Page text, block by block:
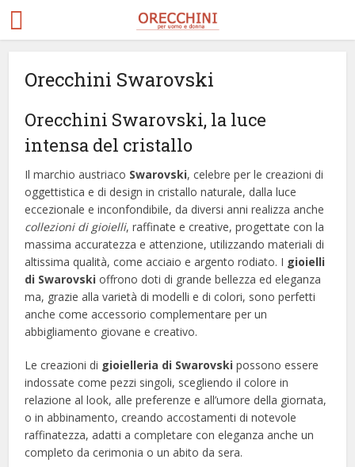
Orecchini Swarovski
Orecchini Swarovski, la luce
intensa del cristallo
Il marchio austriaco Swarovski, celebre per le creazioni di
oggettistica e di design in cristallo naturale, dalla luce
eccezionale e inconfondibile, da diversi anni realizza anche
collezioni di gioielli, raffinate e creative, progettate con la
massima accuratezza e attenzione, utilizzando materiali di
altissima qualità, come acciaio e argento rodiato. I gioielli
di Swarovski offrono doti di grande bellezza ed eleganza
ma, grazie alla varietà di modelli e di colori, sono perfetti
anche come accessorio complementare per un
abbigliamento giovane e creativo.
Le creazioni di gioielleria di Swarovski possono essere
indossate come pezzi singoli, scegliendo il colore in
relazione al look, alle preferenze e all’umore della giornata,
o in abbinamento, creando accostamenti di notevole
raffinatezza, adatti a completare con eleganza anche un
completo da cerimonia o un abito da sera.